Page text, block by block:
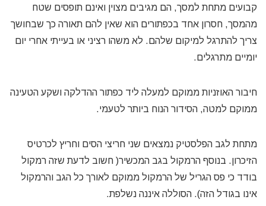
קבועים מתחת למסך, הם מגיבים מצוין ואינם תופסים שטח
מהמסך, חסרון אחד בכפתורים הוא שאין להם תאורה כך שבחושך
צריך להתרגל למיקום שלהם. לא משהו רציני או בעייתי אחרי יום
יומיים מתרגלים.
חיבור האוזניות ממוקם למעלה ליד כפתור ההדלקה ושקע הטעינה
ממוקם למטה, הסידור הנוח ביותר לטעמי.
מתחת לגב הפלסטיק נמצאים שני חריצי הסים וחריץ לכרטיס
הזיכרון. בנוסף הרמקול בגב המכשיר( חשוב לדעת שזה רמקול
בודד כי פס הגריל של הרמקול ממוקם לאורך כל הגב והרמקול
אינו בגודל הזה). הסוללה איננה נשלפת.